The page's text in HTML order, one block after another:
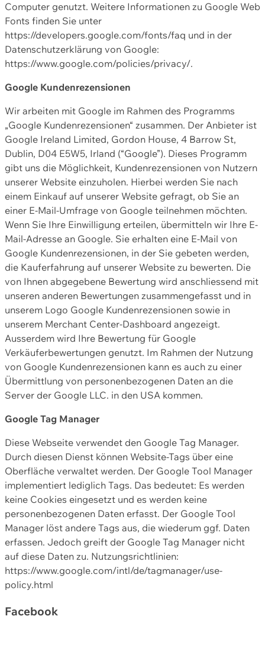
Computer genutzt. Weitere Informationen zu Google Web
Fonts finden Sie unter
https://developers.google.com/fonts/faq und in der
Datenschutzerklärung von Google:
https://www.google.com/policies/privacy/.
Google Kundenrezensionen
Wir arbeiten mit Google im Rahmen des Programms
„Google Kundenrezensionen“ zusammen. Der Anbieter ist
Google Ireland Limited, Gordon House, 4 Barrow St,
Dublin, D04 E5W5, Irland (“Google”). Dieses Programm
gibt uns die Möglichkeit, Kundenrezensionen von Nutzern
unserer Website einzuholen. Hierbei werden Sie nach
einem Einkauf auf unserer Website gefragt, ob Sie an
einer E-Mail-Umfrage von Google teilnehmen möchten.
Wenn Sie Ihre Einwilligung erteilen, übermitteln wir Ihre E-
Mail-Adresse an Google. Sie erhalten eine E-Mail von
Google Kundenrezensionen, in der Sie gebeten werden,
die Kauferfahrung auf unserer Website zu bewerten. Die
von Ihnen abgegebene Bewertung wird anschliessend mit
unseren anderen Bewertungen zusammengefasst und in
unserem Logo Google Kundenrezensionen sowie in
unserem Merchant Center-Dashboard angezeigt.
Ausserdem wird Ihre Bewertung für Google
Verkäuferbewertungen genutzt. Im Rahmen der Nutzung
von Google Kundenrezensionen kann es auch zu einer
Übermittlung von personenbezogenen Daten an die
Server der Google LLC. in den USA kommen.
Google Tag Manager
Diese Webseite verwendet den Google Tag Manager.
Durch diesen Dienst können Website-Tags über eine
Oberfläche verwaltet werden. Der Google Tool Manager
implementiert lediglich Tags. Das bedeutet: Es werden
keine Cookies eingesetzt und es werden keine
personenbezogenen Daten erfasst. Der Google Tool
Manager löst andere Tags aus, die wiederum ggf. Daten
erfassen. Jedoch greift der Google Tag Manager nicht
auf diese Daten zu. Nutzungsrichtlinien:
https://www.google.com/intl/de/tagmanager/use-
policy.html
Facebook